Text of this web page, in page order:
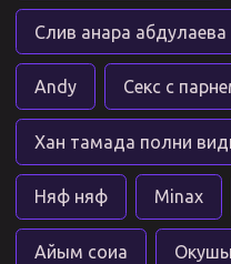
Слив анара абдулаева
Andy Секс с
Хан тамада полни
Няф няф Minax
Айым соиа Окушы